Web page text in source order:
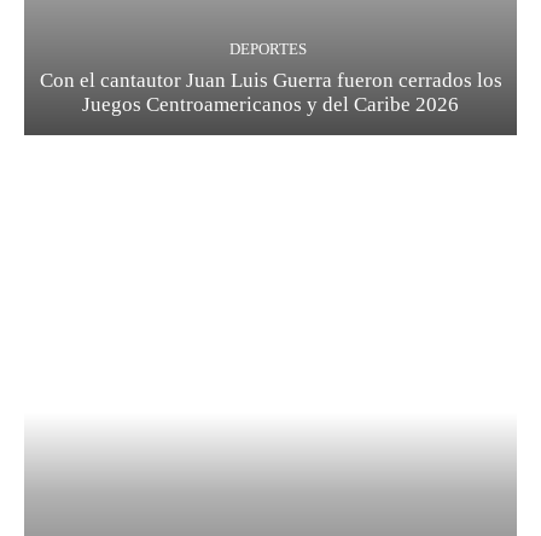
DEPORTES
Con el cantautor Juan Luis Guerra fueron cerrados los
Juegos Centroamericanos y del Caribe 2026